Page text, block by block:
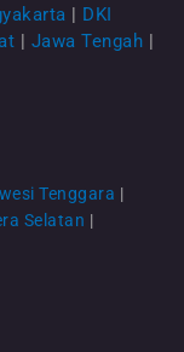
| DKI
| Jawa Tengah |
Tenggara |
Selatan |